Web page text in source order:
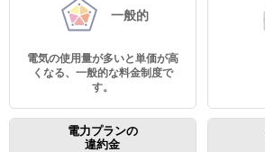
一般的
電気の使用量が多いと単価が高
くなる、一般的な料金制度で
す。
電力プランの
違約金